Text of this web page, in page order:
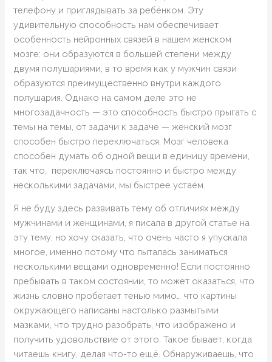
телефону и приглядывать за ребёнком. Эту
удивительную способность нам обеспечивает
особенность нейронных связей в нашем женском
мозге: они образуются в большей степени между
двумя полушариями, в то время как у мужчин связи
образуются преимущественно внутри каждого
полушария. Однако на самом деле это не
многозадачность — это способность быстро прыгать с
темы на темы, от задачи к задаче — женский мозг
способен быстро переключаться. Мозг человека
способен думать об одной вещи в единицу времени,
так что, переключаясь постоянно и быстро между
несколькими задачами, мы быстрее устаём.
Я не буду здесь развивать тему об отличиях между
мужчинами и женщинами, я писала в другой статье на
эту тему, но хочу сказать, что очень часто я упускала
многое, именно потому что пыталась заниматься
несколькими вещами одновременно! Если постоянно
пребывать в таком состоянии, то может оказаться, что
жизнь словно пробегает тенью мимо… что картины
окружающего написаны настолько размытыми
мазками, что трудно разобрать, что изображено и
получить удовольствие от этого. Такое бывает, когда
читаешь книгу, делая что-то ещё. Обнаруживаешь, что